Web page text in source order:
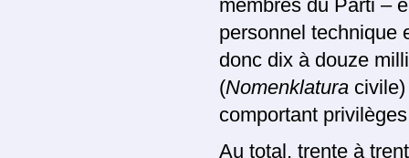
membres du Parti –
personnel technique
donc dix à douze
(Nomenklatura
comportant
Au total, trente à